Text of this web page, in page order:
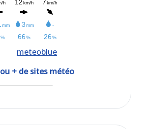
meteoblue
ou + de sites météo